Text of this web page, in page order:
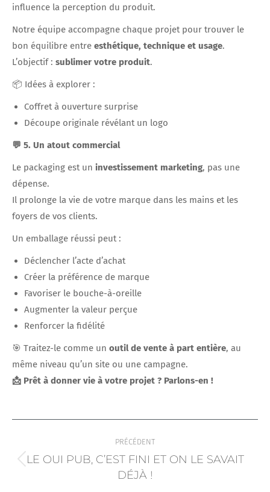
influence la perception du produit.
Notre équipe accompagne chaque projet pour trouver le
bon équilibre entre esthétique, technique et usage.
L’objectif : sublimer votre produit.
📦 Idées à explorer :
Coffret à ouverture surprise
Découpe originale révélant un logo
💬 5. Un atout commercial
Le packaging est un investissement marketing, pas une
dépense.
Il prolonge la vie de votre marque dans les mains et les
foyers de vos clients.
Un emballage réussi peut :
Déclencher l’acte d’achat
Créer la préférence de marque
Favoriser le bouche-à-oreille
Augmenter la valeur perçue
Renforcer la fidélité
🎯 Traitez-le comme un outil de vente à part entière, au
même niveau qu’un site ou une campagne.
📩 Prêt à donner vie à votre projet ? Parlons-en !
ARTICLE
PRÉCÉDENT
Article
précédent
LE OUI PUB, C’EST FINI ET ON LE SAVAIT
DÉJÀ !